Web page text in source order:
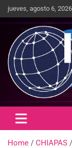
jueves, agosto 6, 2026
Un giro en la
Home
CHIAPAS